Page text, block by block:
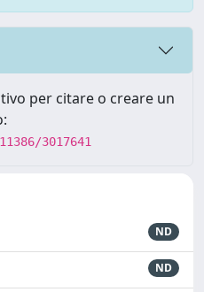
per citare o creare un
3017641
ND
ND